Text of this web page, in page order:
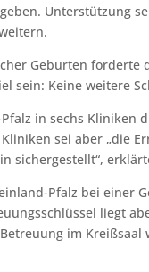
Unterstützung
Geburten
sein: Keine weitere
in sechs Kliniken
sei aber „die
sichergestellt“,
Pfalz bei einer
liegt
Betreuung im